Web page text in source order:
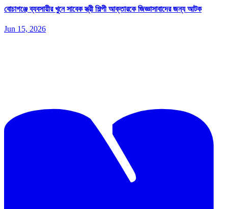
বোচাগঞ্জে ব্যবসায়ীর খুনে সাবেক স্ত্রী শিল্পী আক্তারকে জিজ্ঞাসাবাদের জন্য আটক
Jun 15, 2026